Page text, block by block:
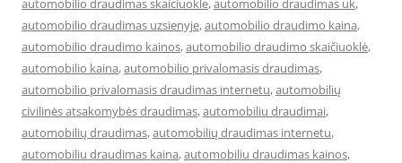
automobilio draudimas skaiciuokle,automobilio draudimas uk,
automobilio draudimas uzsienyje,automobilio draudimo kaina,
automobilio draudimo kainos,automobilio draudimo skaičiuoklė,
automobilio kaina,automobilio privalomasis draudimas,
automobilio privalomasis draudimas internetu,automobilių
civilinės atsakomybės draudimas,automobiliu draudimai,
automobilių draudimas,automobilių draudimas internetu,
automobiliu draudimas kaina,automobiliu draudimas kainos,